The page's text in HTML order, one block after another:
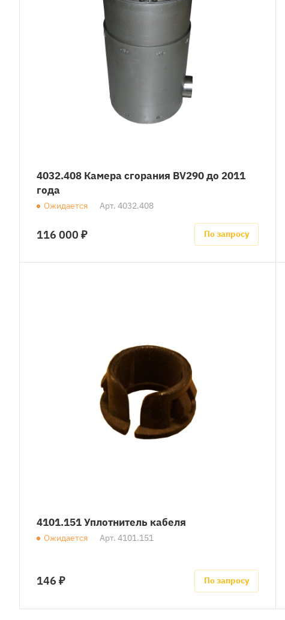
4032.408 Камера сгорания BV290 до 2011
года
Ожидается Арт. 4032.408
116 000 ₽ По запросу
4101.151 Уплотнитель кабеля
Ожидается Арт. 4101.151
146 ₽ По запросу